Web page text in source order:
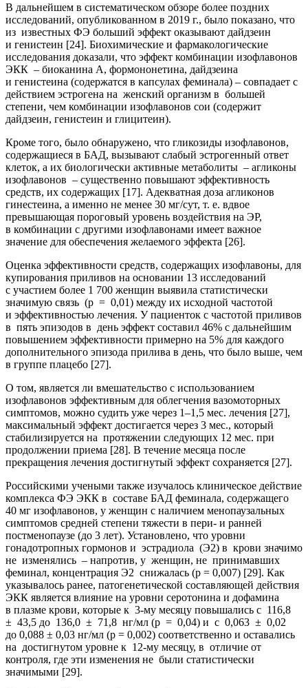
В дальнейшем в систематическом обзоре более поздних
исследований, опубликованном в 2019 г., было показано, что
из известных ФЭ больший эффект оказывают дайдзеин
и генистеин [24]. Биохимические и фармакологические
исследования доказали, что эффект комбинации изофлавонов
ЭКК – биоканина A, формононетина, дайдзеина
и генистеина (содержатся в капсулах феминала) – совпадает с
действием эстрогена на женский организм в большей
степени, чем комбинации изофлавонов сои (содержит
дайдзеин, генистеин и глицитеин).
Кроме того, было обнаружено, что гликозиды изофлавонов,
содержащиеся в БАД, вызывают слабый эстрогенный ответ
клеток, а их биологически активные метаболиты – агликоны
изофлавонов – существенно повышают эффективность
средств, их содержащих [17]. Адекватная доза агликонов
гинестеина, а именно не менее 30 мг/сут, т. е. вдвое
превышающая пороговый уровень воздействия на ЭР,
в комбинации с другими изофлавонами имеет важное
значение для обеспечения желаемого эффекта [26].
Оценка эффективности средств, содержащих изофлавоны, для
купирования приливов на основании 13 исследований
с участием более 1 700 женщин выявила статистически
значимую связь (p = 0,01) между их исходной частотой
и эффективностью лечения. У пациенток с частотой приливов
в пять эпизодов в день эффект составил 46% с дальнейшим
повышением эффективности примерно на 5% для каждого
дополнительного эпизода прилива в день, что было выше, чем
в группе плацебо [27].
О том, является ли вмешательство с использованием
изофлавонов эффективным для облегчения вазомоторных
симптомов, можно судить уже через 1–1,5 мес. лечения [27],
максимальный эффект достигается через 3 мес., который
стабилизируется на протяжении следующих 12 мес. при
продолжении приема [28]. В течение месяца после
прекращения лечения достигнутый эффект сохраняется [27].
Российскими учеными также изучалось клиническое действие
комплекса ФЭ ЭКК в составе БАД феминала, содержащего
40 мг изофлавонов, у женщин с наличием менопаузальных
симптомов средней степени тяжести в пери- и ранней
постменопаузе (до 3 лет). Установлено, что уровни
гонадотропных гормонов и эстрадиола (Э2) в крови значимо
не изменялись – напротив, у женщин, не принимавших
феминал, концентрация Э2 снижалась (р = 0,007) [29]. Как
указывалось ранее, патогенетической составляющей действия
ЭКК является влияние на уровни серотонина и дофамина
в плазме крови, которые к 3-му месяцу повышались с 116,8
± 43,5 до 136,0 ± 71,8 нг/мл (р = 0,04) и с 0,063 ± 0,02
до 0,088 ± 0,03 нг/мл (р = 0,002) соответственно и оставались
на достигнутом уровне к 12-му месяцу, в отличие от
контроля, где эти изменения не были статистически
значимыми [29].